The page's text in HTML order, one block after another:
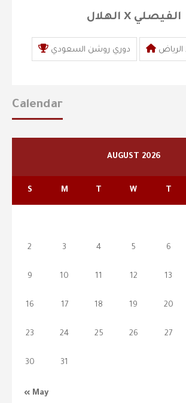
الهلال X الفيصلي
دوري روشن السعودي الرياض
Calendar
AUGUST 2026
S M T W T
« May
2 3 4 5 6
9 10 11 12 13
16 17 18 19 20
23 24 25 26 27
30 31